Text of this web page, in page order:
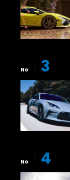
No 3
No 4